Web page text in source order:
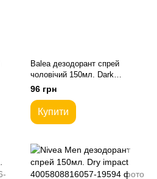
Balea дезодорант спрей
чоловічий 150мл. Dark
Elegance
96 грн
Купити